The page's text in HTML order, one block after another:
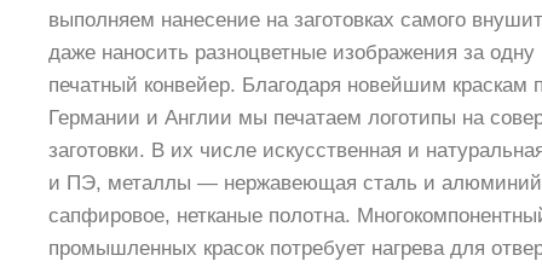
выполняем нанесение на заготовках самого
даже наносить разноцветные изображения за одну
печатный конвейер. Благодаря новейшим краскам
Германии и Англии мы печатаем логотипы на
заготовки. В их числе искусственная и
и ПЭ, металлы — нержавеющая сталь и алюминий,
сапфировое, нетканые полотна.
промышленных красок потребует нагрева для